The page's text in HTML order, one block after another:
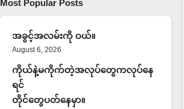
Most Popular Posts
အခွင့်အလမ်းကို ဝယ်။
August 6, 2026
ကိုယ်နဲ့မကိုက်တဲ့အလုပ်တွေကလုပ်နေ
ရင်
တိုင်တွေပတ်နေမှာ။